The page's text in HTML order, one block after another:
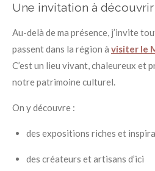
Une invitation à
Au-delà de ma présence, j’invite
passent dans la région à visiter le
C’est un lieu vivant, chaleureux et
notre patrimoine culturel.
On y découvre :
des expositions riches et
des créateurs et artisans d’ici